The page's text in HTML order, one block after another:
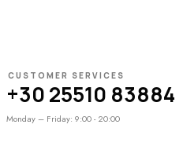
CUSTOMER SERVICES
+30 25510 83884
Monday – Friday: 9:00 - 20:00